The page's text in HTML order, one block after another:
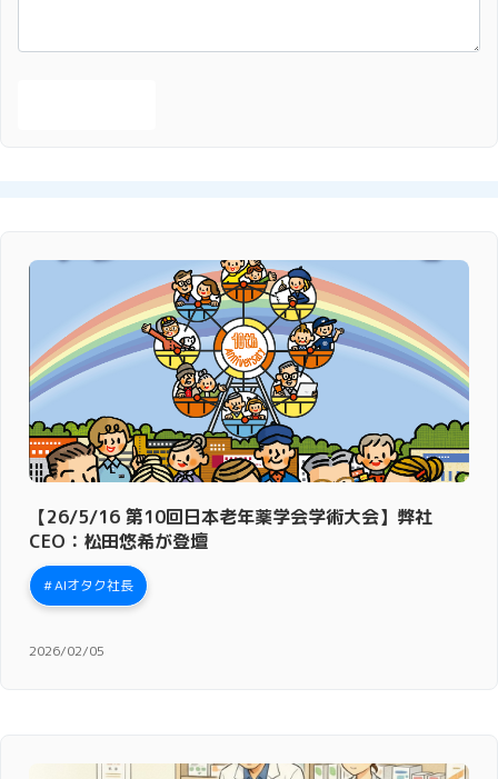
【26/5/16 第10回日本老年薬学会学術大会】弊社
CEO：松田悠希が登壇
AIオタク社長
2026/02/05